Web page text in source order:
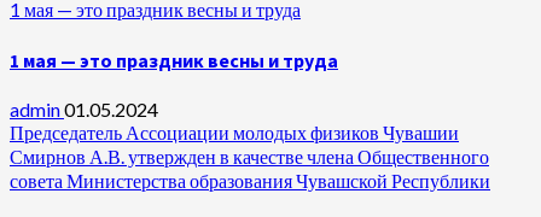
1 мая — это праздник весны и труда
1 мая — это праздник весны и труда
admin01.05.2024
Председатель Ассоциации молодых физиков Чувашии
Смирнов А.В. утвержден в качестве члена Общественного
совета Министерства образования Чувашской Республики